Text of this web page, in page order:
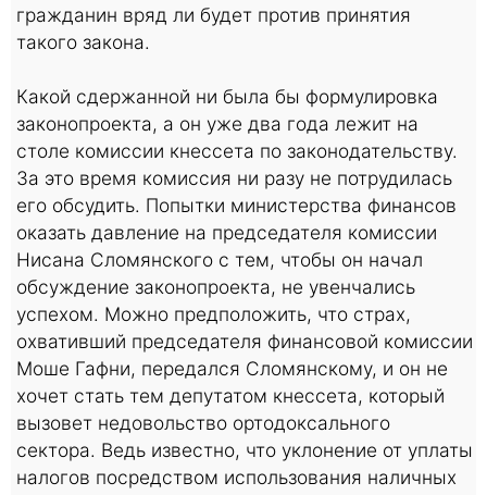
гражданин вряд ли будет против принятия
такого закона.
Какой сдержанной ни была бы формулировка
законопроекта, а он уже два года лежит на
столе комиссии кнессета по законодательству.
За это время комиссия ни разу не потрудилась
его обсудить. Попытки министерства финансов
оказать давление на председателя комиссии
Нисана Сломянского с тем, чтобы он начал
обсуждение законопроекта, не увенчались
успехом. Можно предположить, что страх,
охвативший председателя финансовой комиссии
Моше Гафни, передался Сломянскому, и он не
хочет стать тем депутатом кнессета, который
вызовет недовольство ортодоксального
сектора. Ведь известно, что уклонение от уплаты
налогов посредством использования наличных